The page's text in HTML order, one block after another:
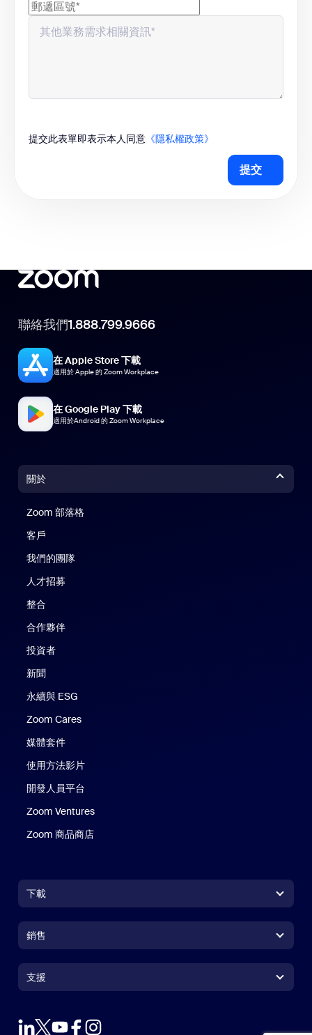
提交此表單即表示本人同意 《隱私權政策》
提交
聯絡我們1.888.799.9666
在 Apple Store 下載
適用於 Apple 的 Zoom Workplace
在 Google Play 下載
適用於Android 的 Zoom Workplace
關於
Zoom 部落格
客戶
我們的團隊
人才招募
整合
合作夥伴
投資者
新聞
永續與 ESG
Zoom Cares
媒體套件
使用方法影片
開發人員平台
Zoom Ventures
Zoom 商品商店
下載
Zoom Rooms 應用程式Zoom Rooms 應用程式
Zoom Rooms Controller
Outlook 外掛程式
銷售
聯絡銷售人員
支援
支援